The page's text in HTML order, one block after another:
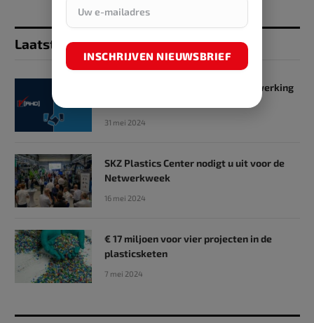
Laatst toegevoegd
SKZ en RHD GmbH starten samenwerking
31 mei 2024
SKZ Plastics Center nodigt u uit voor de
Netwerkweek
16 mei 2024
€ 17 miljoen voor vier projecten in de
plasticsketen
7 mei 2024
INSCHRIJVEN NIEUWSBRIEF